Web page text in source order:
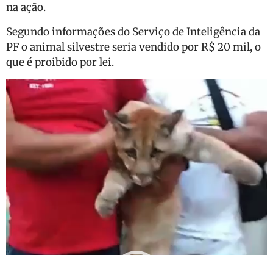
na ação.
Segundo informações do Serviço de Inteligência da
PF o animal silvestre seria vendido por R$ 20 mil, o
que é proibido por lei.
Tocador
de
vídeo